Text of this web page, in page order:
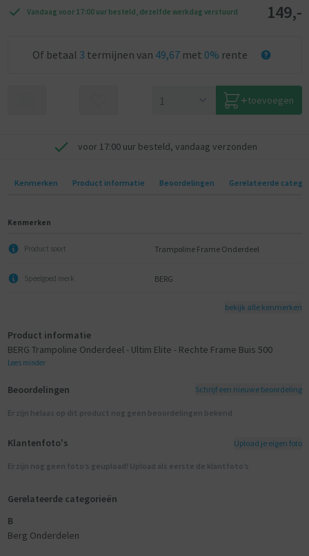
Vandaag voor 17:00 uur besteld, dezelfde werkdag verstuurd 149,-
Of betaal 3 termijnen van 49,67 met 0% rente
toevoegen
voor 17:00 uur besteld, vandaag verzonden
Kenmerken Product informatie Beoordelingen Gerelateerde
Kenmerken
Product soort Trampoline Frame Onderdeel
Speelgoed merk BERG
bekijk alle kenmerken
Product informatie
BERG Trampoline Onderdeel - Ultim Elite - Rechte Frame Buis 500
Lees minder
Beoordelingen Schrijf een nieuwe beoordeling
Er zijn helaas op dit product nog geen beoordelingen bekend
Klantenfoto's Upload je eigen foto
Er zijn nog geen foto’s geupload! Upload als eerste de klantfoto’s
Gerelateerde categorieën
B
Berg Onderdelen